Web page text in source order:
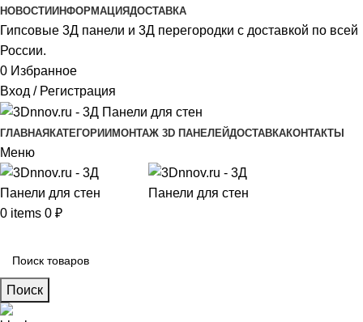
НОВОСТИ ИНФОРМАЦИЯДОСТАВКА
Гипсовые 3Д панели и 3Д перегородки с доставкой по всей
России.
0 Избранное
Вход / Регистрация
ГЛАВНАЯ КАТЕГОРИИ МОНТАЖ 3D ПАНЕЛЕЙДОСТАВКАКОНТАКТЫ
Меню
0 items 0 ₽
Поиск